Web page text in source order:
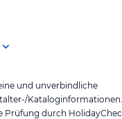
und unverbindliche
Prüfung durch